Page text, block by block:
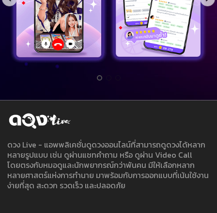
ดวง Live - แอพพลิเคชั่นดูดวงออนไลน์ที่สามารถดูดวงได้หลาก
หลายรูปแบบ เช่น ดูผ่านแชทคำถาม หรือ ดูผ่าน Video Call
โดยตรงกับหมอดูและนักพยากรณ์กว่าพันคน มีให้เลือกหลาก
หลายศาสตร์แห่งการทำนาย มาพร้อมกับการออกแบบที่เน้นใช้งาน
ง่ายที่สุด สะดวก รวดเร็ว และปลอดภัย